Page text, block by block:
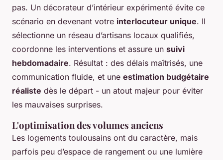
pas. Un décorateur d’intérieur expérimenté évite ce
scénario en devenant votre interlocuteur unique. Il
sélectionne un réseau d’artisans locaux qualifiés,
coordonne les interventions et assure un suivi
hebdomadaire. Résultat : des délais maîtrisés, une
communication fluide, et une estimation budgétaire
réaliste dès le départ - un atout majeur pour éviter
les mauvaises surprises.
L'optimisation des volumes anciens
Les logements toulousains ont du caractère, mais
parfois peu d’espace de rangement ou une lumière